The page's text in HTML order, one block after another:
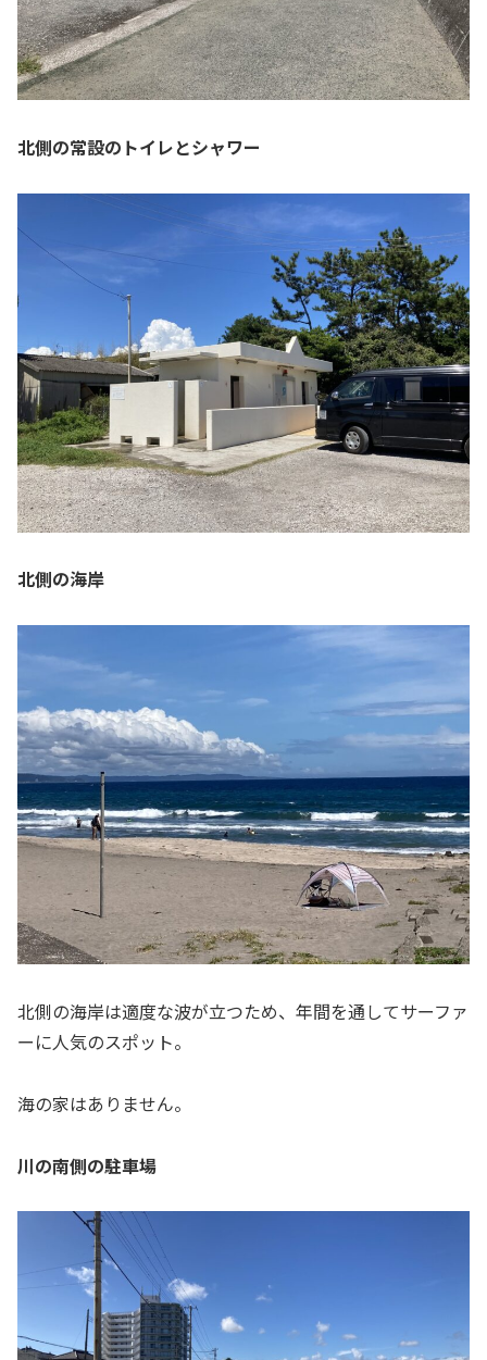
北側の常設のトイレとシャワー
北側の海岸
北側の海岸は適度な波が立つため、年間を通してサーファ
ーに人気のスポット。
海の家はありません。
川の南側の駐車場